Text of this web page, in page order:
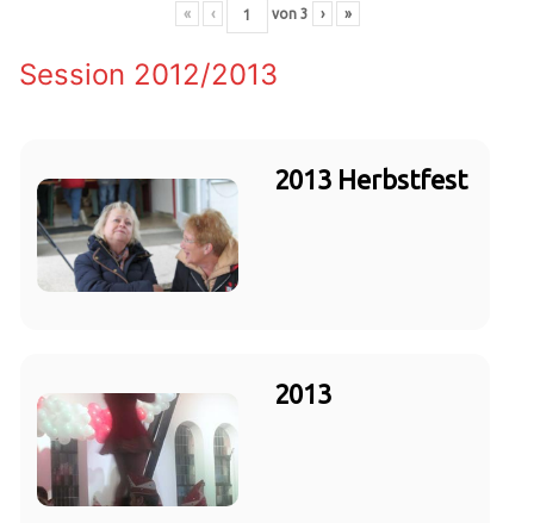
« ‹ von 3 › »
Session 2012/2013
2013 Herbstfest
2013